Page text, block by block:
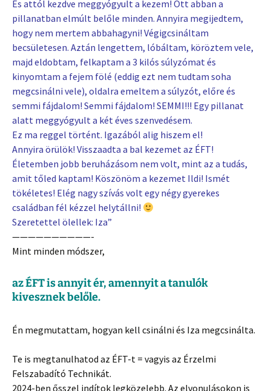
És attól kezdve meggyógyult a kezem! Ott abban a
pillanatban elmúlt belőle minden. Annyira megijedtem,
hogy nem mertem abbahagyni! Végigcsináltam
becsületesen. Aztán lengettem, lóbáltam, köröztem vele,
majd eldobtam, felkaptam a 3 kilós súlyzómat és
kinyomtam a fejem fölé (eddig ezt nem tudtam soha
megcsinálni vele), oldalra emeltem a súlyzót, előre és
semmi fájdalom! Semmi fájdalom! SEMMI!!! Egy pillanat
alatt meggyógyult a két éves szenvedésem.
Ez ma reggel történt. Igazából alig hiszem el!
Annyira örülök! Visszaadta a bal kezemet az ÉFT!
Életemben jobb beruházásom nem volt, mint az a tudás,
amit tőled kaptam! Köszönöm a kezemet Ildi! Ismét
tökéletes! Elég nagy szívás volt egy négy gyerekes
családban fél kézzel helytállni!
Szeretettel ölellek: Iza”
——————————-
Mint minden módszer,
az ÉFT is annyit ér, amennyit a tanulók
kivesznek belőle.
Én megmutattam, hogyan kell csinálni és Iza megcsinálta.
Te is megtanulhatod az ÉFT-t = vagyis az Érzelmi
Felszabadító Technikát.
2024-ben ősszel indítok legközelebb. Az elvonulásokon is